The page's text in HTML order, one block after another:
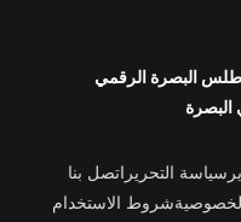
أطلس البصرة الرقمي
سياسة التحرير اتصل بنا
شروط الاستخدام